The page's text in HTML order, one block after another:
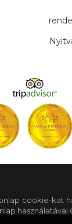
cookie-kat